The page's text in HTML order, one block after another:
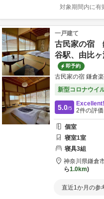
対象期間内に有
一戸建て
古民家の宿
谷駅、由比ヶ
即予約
古民家の宿 鎌倉
新型コロナウイ
5.0/5
Excellent!
2件の評価
個室
寝室1室
寝具3組
神奈川県鎌倉
ら1.0km
直近1か月の参